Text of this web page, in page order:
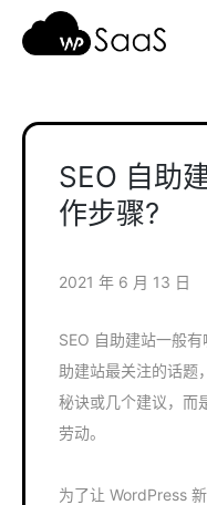
SEO 自助
作步骤?
2021 年 6 月 13 日
SEO 自助建站一般
助建站最关注的话题
秘诀或几个建议，而
劳动。
为了让 WordPress